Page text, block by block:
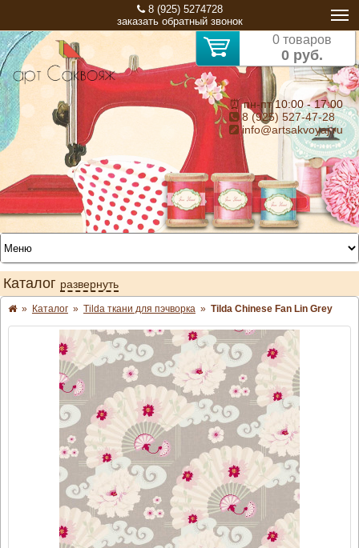
8 (925) 5274728
заказать обратный звонок
0 товаров
0 руб.
⏰ пн-пт 10:00 - 17:00
8 (925) 527-47-28
info@artsakvoyaj.ru
Каталог развернуть
» Каталог » Tilda ткани для пэчворка » Tilda Chinese Fan Lin Grey